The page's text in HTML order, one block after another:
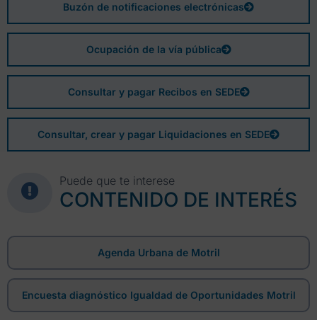
Buzón de notificaciones electrónicas
Ocupación de la vía pública
Consultar y pagar Recibos en SEDE
Consultar, crear y pagar Liquidaciones en SEDE
Puede que te interese
CONTENIDO DE INTERÉS
Agenda Urbana de Motril
Encuesta diagnóstico Igualdad de Oportunidades Motril